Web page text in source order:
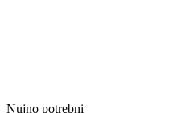
Nujno potrebni